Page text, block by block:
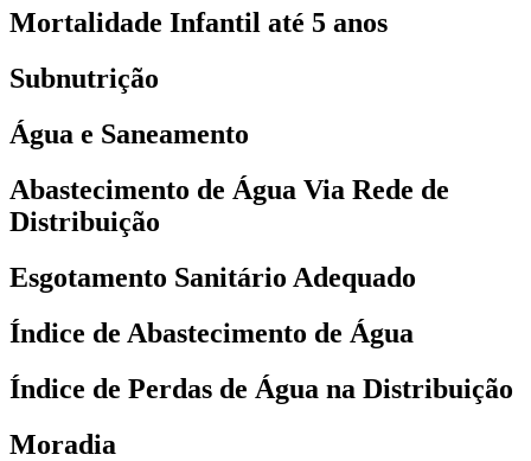
Mortalidade Infantil até 5 anos
Subnutrição
Água e Saneamento
Abastecimento de Água Via Rede de
Distribuição
Esgotamento Sanitário Adequado
Índice de Abastecimento de Água
Índice de Perdas de Água na Distribuição
Moradia